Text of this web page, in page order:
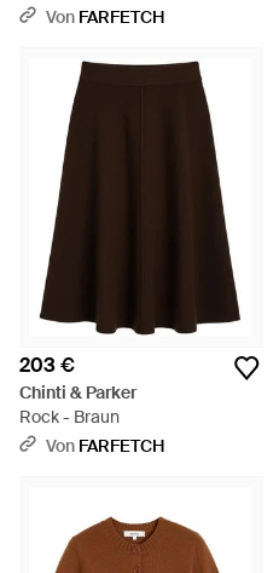
Von FARFETCH
203 €
Chinti & Parker
Rock - Braun
Von FARFETCH